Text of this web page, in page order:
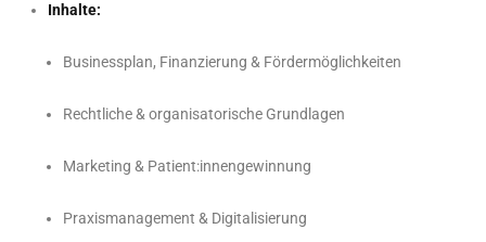
Inhalte:
Businessplan, Finanzierung & Fördermöglichkeiten
Rechtliche & organisatorische Grundlagen
Marketing & Patient:innengewinnung
Praxismanagement & Digitalisierung